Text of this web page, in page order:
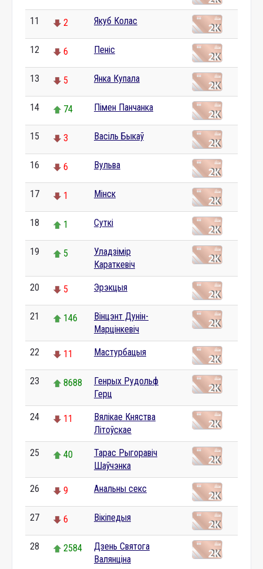
11 2 Якуб Колас
12 6 Пеніс
13 5 Янка Купала
14 74 Пімен Панчанка
15 3 Васіль Быкаў
16 6 Вульва
17 1 Мінск
18 1 Суткі
19 5
Уладзімір
Караткевіч
20 5 Эрэкцыя
21 146
Вінцэнт Дунін-
Марцінкевіч
22 11 Мастурбацыя
23 8688
Генрых Рудольф
Герц
24 11
Вялікае Княства
Літоўскае
25 40
Тарас Рыгоравіч
Шаўчэнка
26 9 Анальны секс
27 6 Вікіпедыя
28 2584
Дзень Святога
Валянціна